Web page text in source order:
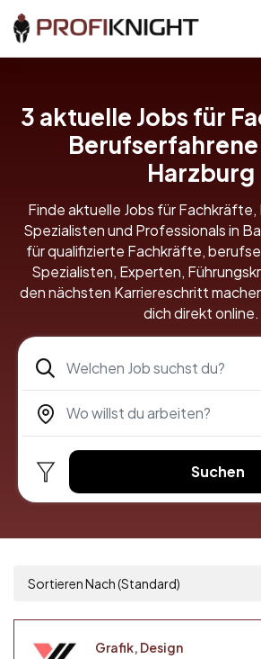
3 aktuelle Jobs für
Berufserfahrene
Harzburg
Finde aktuelle Jobs für
Spezialisten und Professionals in
für qualifizierte Fachkräfte,
Spezialisten, Experten,
den nächsten Karriereschritt
dich direkt online.
Suchen
Sortieren Nach (Standard)
Grafik, Design